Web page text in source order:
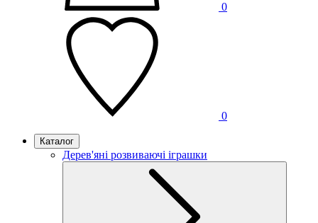
0
0
Каталог
Дерев'яні розвиваючі іграшки